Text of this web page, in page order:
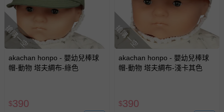
搶購一空
akachan honpo - 嬰幼兒棒球
帽-動物 塔夫綢布-綠色
$390
搶購一空
akachan honpo - 嬰幼兒棒球
帽-動物 塔夫綢布-淺卡其色
$390